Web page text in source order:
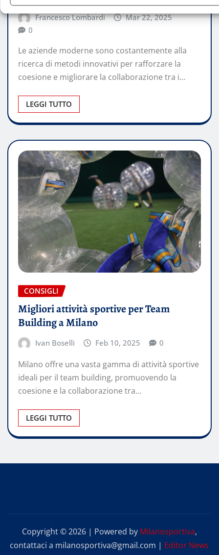
Francesco Lombardi
Mar 22, 2025
0
Le aziende moderne sono costantemente alla
ricerca di metodi innovativi per rafforzare la
coesione e migliorare la collaborazione tra i…
LEGGI TUTTO
CONSIGLI
Migliori attività sportive per Team
Building a Milano
Ivan Boselli Feb 10, 2025 0
Milano offre una vasta gamma di attività sportive
ideali per il team building, promuovendo la
coesione e la collaborazione tra…
LEGGI TUTTO
Copyright © 2026 | Powered by Milanosportiva,
contattaci a milanosportiva@gmail.com | Editor News